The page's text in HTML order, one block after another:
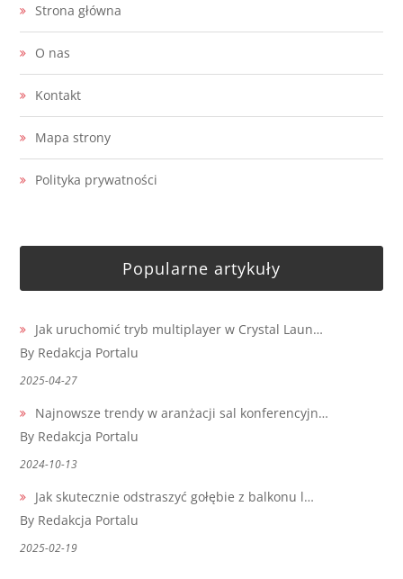
Strona główna
O nas
Kontakt
Mapa strony
Polityka prywatności
Popularne artykuły
Jak uruchomić tryb multiplayer w Crystal Laun…
By Redakcja Portalu
2025-04-27
Najnowsze trendy w aranżacji sal konferencyjn…
By Redakcja Portalu
2024-10-13
Jak skutecznie odstraszyć gołębie z balkonu l…
By Redakcja Portalu
2025-02-19